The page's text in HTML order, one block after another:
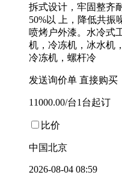
拆式设计，牢固整齐
50%以 上，降低共振
喷烤户外漆。水冷式
机，冷冻机，冰水机
冷冻机，螺杆冷
发送询价单 直接购买
11000.00/台1台起订
比价
中国北京
2026-08-04 08:59